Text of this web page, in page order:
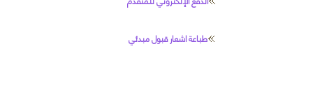
طباعة اشعار قبول مبدئي